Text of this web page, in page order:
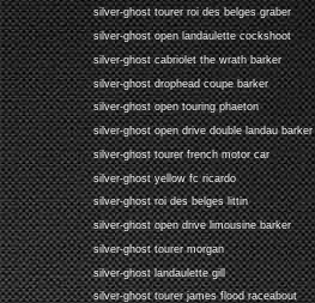
silver-ghost tourer roi des belges graber
silver-ghost open landaulette cockshoot
silver-ghost cabriolet the wrath barker
silver-ghost drophead coupe barker
silver-ghost open touring phaeton
silver-ghost open drive double landau barker
silver-ghost tourer french motor car
silver-ghost yellow fc ricardo
silver-ghost roi des belges littin
silver-ghost open drive limousine barker
silver-ghost tourer morgan
silver-ghost landaulette gill
silver-ghost tourer james flood raceabout